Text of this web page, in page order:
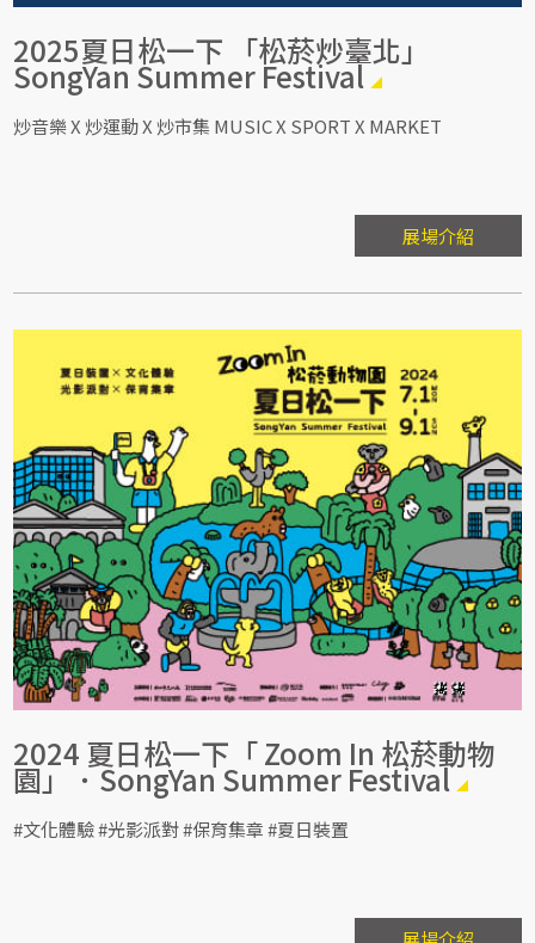
2025夏日松一下 「松菸炒臺北」
SongYan Summer Festival
炒音樂 X 炒運動 X 炒市集 MUSIC X SPORT X MARKET
展場介紹
2024 夏日松一下「 Zoom In 松菸動物
園」．SongYan Summer Festival
#文化體驗 #光影派對 #保育集章 #夏日裝置